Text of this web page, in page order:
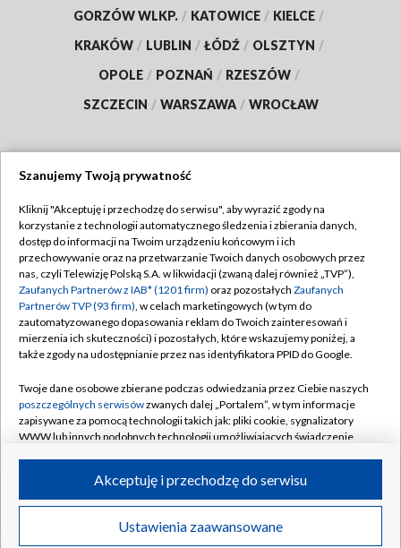
GORZÓW WLKP. / KATOWICE / KIELCE /
KRAKÓW / LUBLIN / ŁÓDŹ / OLSZTYN /
OPOLE / POZNAŃ / RZESZÓW /
SZCZECIN / WARSZAWA / WROCŁAW
TVP
Abonament TVP
Emisja w TVP
Centrum informacji TVP
Naziemna Telewizja Cyfrowa
Rada Programowa
System NOS
Informacje o nadawcy
Program dla prasy
Regulamin TVP
Polityka prywatności
Moje zgody
Pomoc
Kontakt
Kanały
©2026 Telewizja Polska S.A. w likwidacji
Szanujemy Twoją prywatność
Kliknij "Akceptuję i przechodzę do serwisu", aby wyrazić zgody na
korzystanie z technologii automatycznego śledzenia i zbierania danych,
dostęp do informacji na Twoim urządzeniu końcowym i ich
przechowywanie oraz na przetwarzanie Twoich danych osobowych przez
nas, czyli Telewizję Polską S.A. w likwidacji (zwaną dalej również „TVP”),
Zaufanych Partnerów z IAB* (1201 firm) oraz pozostałych Zaufanych
Partnerów TVP (93 firm), w celach marketingowych (w tym do
zautomatyzowanego dopasowania reklam do Twoich zainteresowań i
mierzenia ich skuteczności) i pozostałych, które wskazujemy poniżej, a
także zgody na udostępnianie przez nas identyfikatora PPID do Google.
Twoje dane osobowe zbierane podczas odwiedzania przez Ciebie naszych
poszczególnych serwisówzwanych dalej „Portalem”, w tym informacje
zapisywane za pomocą technologii takich jak: pliki cookie, sygnalizatory
WWW lub innych podobnych technologii umożliwiających świadczenie
ruchu w Internecie.
Twoje dane osobowe zbierane podczas odwiedzania przez Ciebie
poszczególnych serwisówna Portalu, takie jak adresy IP, identyfikatory
Ustawienia zaawansowane
Akceptuję i przechodzę do serwisu